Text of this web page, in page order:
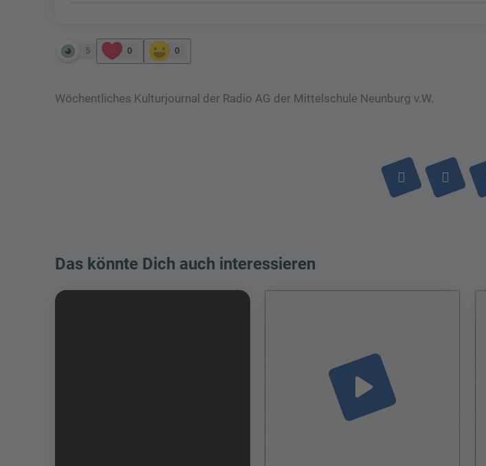
5 0 0
Wöchentliches Kulturjournal der Radio AG der Mittelschule Neunburg v.W.
Das könnte Dich auch interessieren
play_arrow